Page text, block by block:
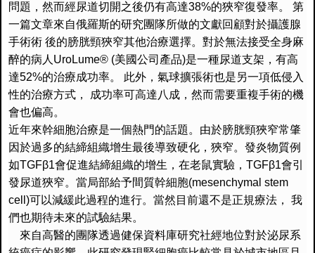
問題，然而經尿道切開之後仍有高達38%的狹窄復發率。 第
一篇文章來自俄羅斯的研究團隊所做的文獻回顧對於攝護腺
手術術 後的膀胱頸狹窄其他治療選擇。對於無法接受全身麻
醉的病人 UroLume® (美國公司產品)是一種尿道支架，有高
達52%的治療成功率。 此外，氣球擴張術也是另一項低侵入
性的治療方式，
成功率可高達八成，然而需要重複手術的機
會也偏高。
近年來幹細胞治療是一個熱門的話題。 由於膀胱頸狹窄常肇
因於過多的結締組織增生最後導致硬化，狹窄。 發炎物質例
如TGFβ1會促進結締組織的增生，在老鼠實驗， TGFβ1會引
發尿道狹窄。當局部給予間質幹細胞(mesenchymal stem
cell)可以減緩此過程的進行。當然目前還不是正規療法， 我
們也期待未來的試驗結果。
來自高醫的團隊透過健保資料庫研究社經地位對於泌尿系